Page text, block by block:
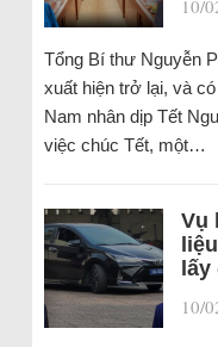
10/
Tổng Bí thư Nguyễn
xuất hiện trở lại, và
Nam nhân dịp Tết
việc chúc Tết, một…
Vụ
10/